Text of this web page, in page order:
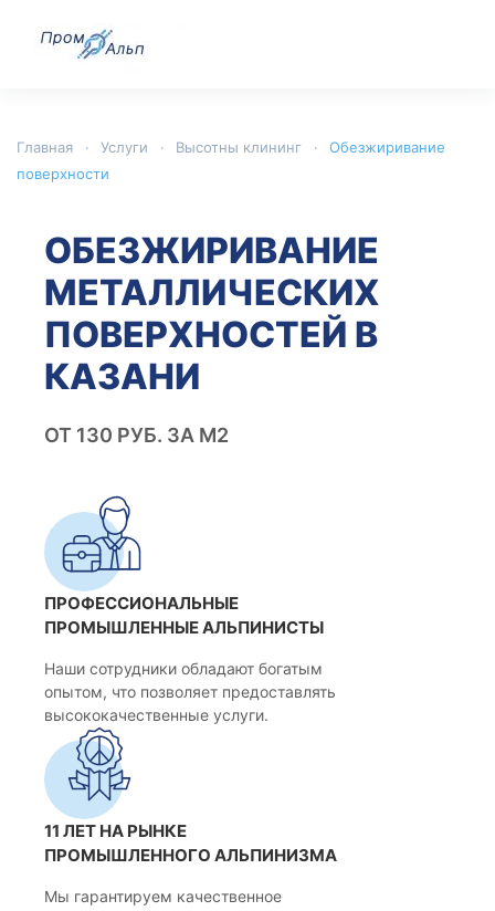
Главная Услуги Высотны клининг
Обезжиривание
поверхности
ОБЕЗЖИРИВАНИЕ
МЕТАЛЛИЧЕСКИХ
ПОВЕРХНОСТЕЙ В
КАЗАНИ
ОТ 130 РУБ. ЗА М2
ПРОФЕССИОНАЛЬНЫЕ
ПРОМЫШЛЕННЫЕ АЛЬПИНИСТЫ
Наши сотрудники обладают богатым
опытом, что позволяет предоставлять
высококачественные услуги.
11 ЛЕТ НА РЫНКЕ
ПРОМЫШЛЕННОГО АЛЬПИНИЗМА
Мы гарантируем качественное